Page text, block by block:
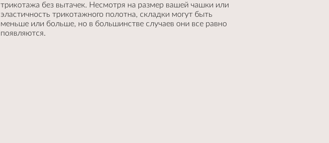
трикотажа без вытачек. Несмотря на размер вашей чашки или
эластичность трикотажного полотна, складки могут быть
меньше или больше, но в большинстве случаев они все равно
появляются.